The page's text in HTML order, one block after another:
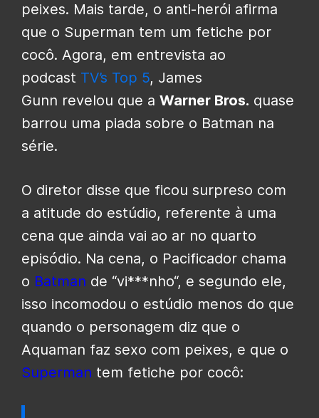
peixes. Mais tarde, o anti-herói afirma
que o Superman tem um fetiche por
cocô. Agora, em entrevista ao
podcast TV’s Top 5, James
Gunn revelou que a Warner Bros. quase
barrou uma piada sobre o Batman na
série.
O diretor disse que ficou surpreso com
a atitude do estúdio, referente à uma
cena que ainda vai ao ar no quarto
episódio. Na cena, o Pacificador chama
o Batman de “vi***nho“, e segundo ele,
isso incomodou o estúdio menos do que
quando o personagem diz que o
Aquaman faz sexo com peixes, e que o
Superman tem fetiche por cocô: